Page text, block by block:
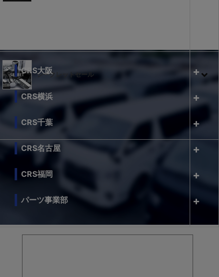
シークレットセール
CRS大阪
CRS横浜
CRS千葉
CRS名古屋
CRS福岡
パーツ事業部